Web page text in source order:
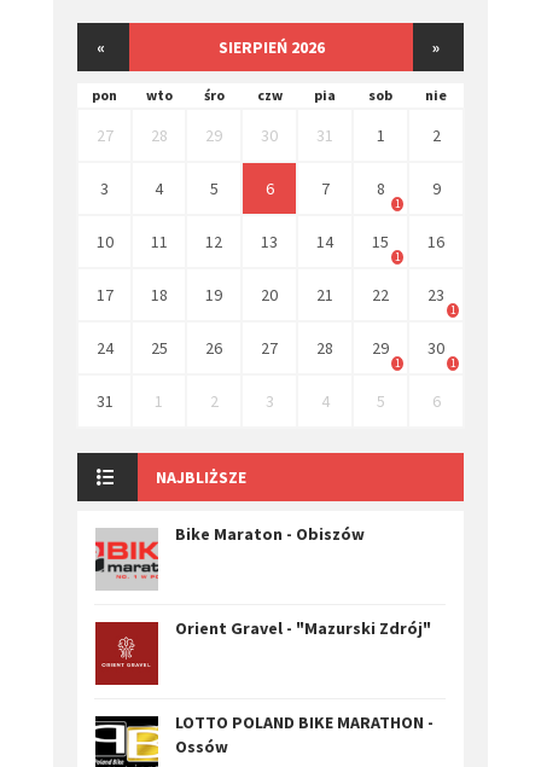
« SIERPIEŃ 2026 »
pon wto śro czw pia sob nie
27 28 29 30 31 1 2
3 4 5 6 7 8
1
9
10 11 12 13 14 15
1
16
17 18 19 20 21 22 23
1
24 25 26 27 28 29
1
30
1
31 1 2 3 4 5 6
NAJBLIŻSZE
Bike Maraton - Obiszów
Orient Gravel - "Mazurski Zdrój"
LOTTO POLAND BIKE MARATHON -
Ossów